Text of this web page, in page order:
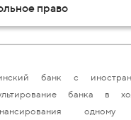
право
банк с
банка в